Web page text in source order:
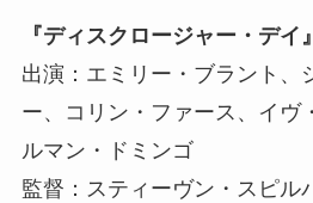
『ディスクロージャー・デイ』
出演：エミリー・ブラント、
ー、コリン・ファース、イヴ
ルマン・ドミンゴ
監督：スティーヴン・スピル